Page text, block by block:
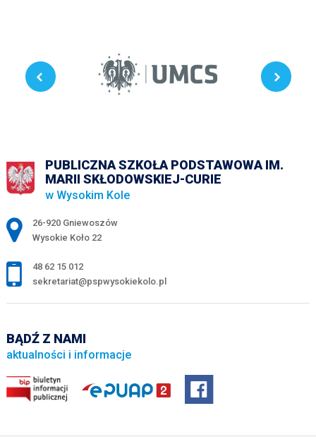
PUBLICZNA SZKOŁA PODSTAWOWA IM.
MARII SKŁODOWSKIEJ-CURIE
w Wysokim Kole
Adres pocztowy:
26-920 Gniewoszów
Wysokie Koło 22
48 62 15 012
sekretariat@pspwysokiekolo.pl
BĄDŹ Z NAMI
aktualności i informacje